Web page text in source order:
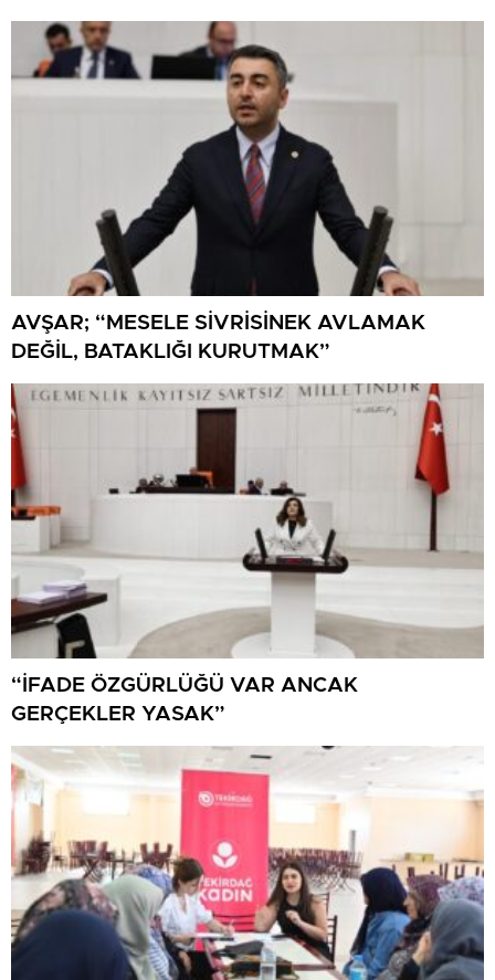
AVŞAR; “MESELE SİVRİSİNEK AVLAMAK
DEĞİL, BATAKLIĞI KURUTMAK”
“İFADE ÖZGÜRLÜĞÜ VAR ANCAK
GERÇEKLER YASAK”